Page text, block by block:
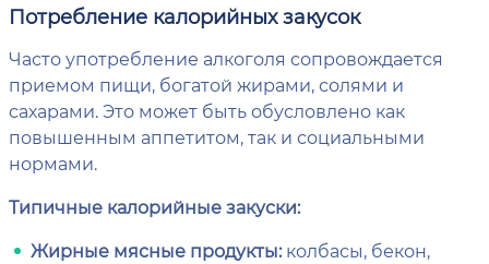
Потребление калорийных закусок
Часто употребление алкоголя сопровождается
приемом пищи, богатой жирами, солями и
сахарами. Это может быть обусловлено как
повышенным аппетитом, так и социальными
нормами.
Типичные калорийные закуски:
Жирные мясные продукты:колбасы, бекон,